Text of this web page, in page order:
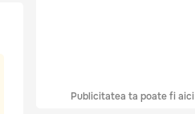
Publicitatea ta poate fi aici